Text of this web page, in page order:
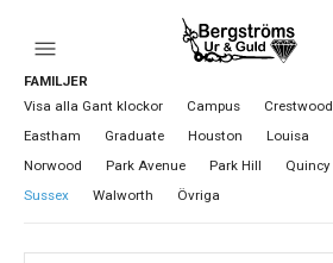
HEM
KLOCKOR
FAMILJER
Visa alla Gant klockor
Campus Crestwood
Eastham
Graduate Houston Louisa
Norwood
Park Avenue Park Hill Quincy
Sussex
Walworth Övriga